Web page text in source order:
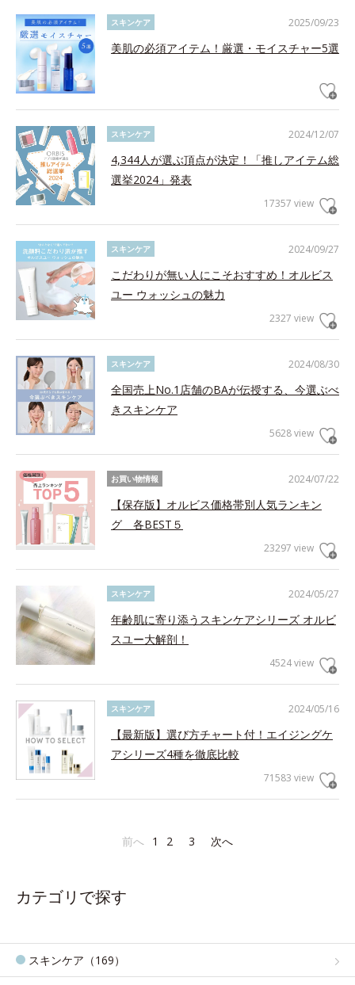
2025/09/23
スキンケア
美肌の必須アイテム！厳選・モイスチャー5選
2024/12/07
スキンケア
4,344人が選ぶ頂点が決定！「推しアイテム総
選挙2024」発表
17357 view
2024/09/27
スキンケア
こだわりが無い人にこそおすすめ！オルビス
ユー ウォッシュの魅力
2327 view
2024/08/30
スキンケア
全国売上No.1店舗のBAが伝授する、今選ぶべ
きスキンケア
5628 view
2024/07/22
お買い物情報
【保存版】オルビス価格帯別人気ランキン
グ 各BEST５
23297 view
2024/05/27
スキンケア
年齢肌に寄り添うスキンケアシリーズ オルビ
スユー大解剖！
4524 view
2024/05/16
スキンケア
【最新版】選び方チャート付！エイジングケ
アシリーズ4種を徹底比較
71583 view
前へ 1 2 3 次へ
カテゴリで探す
スキンケア（169）